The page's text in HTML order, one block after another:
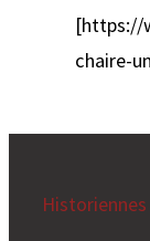
[https://
chaire-